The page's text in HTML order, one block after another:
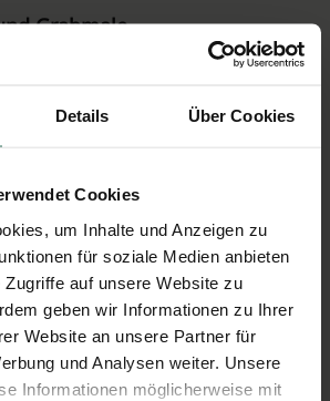
Details Über Cookies
Cookies
um Inhalte und Anzeigen zu
für soziale Medien anbieten
auf unsere Website zu
geben wir Informationen zu Ihrer
Website an unsere Partner für
und Analysen weiter. Unsere
Informationen möglicherweise mit
Grabmale
Bodenbeläge
und Bäder
Kunstobjekte